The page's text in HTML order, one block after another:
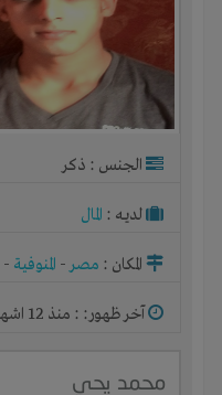
الجنس : ذكر
لديـه : المال
المكان : مصر- المنوفية -
آخر ظهور: : منذ 12 اشهر
محمد يحي